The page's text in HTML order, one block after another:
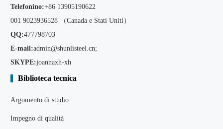
Telefonino:+86 13905190622
001 9023936528 （Canada e Stati Uniti）
QQ:477798703
E-mail:admin@shunlisteel.cn;
SKYPE:joannaxh-xh
Biblioteca tecnica
Argomento di studio
Impegno di qualità